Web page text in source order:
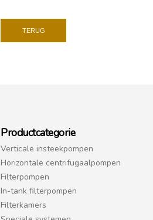
TERUG
Productcategorie
Verticale insteekpompen
Horizontale centrifugaalpompen
Filterpompen
In-tank filterpompen
Filterkamers